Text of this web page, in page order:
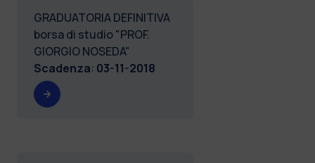
GRADUATORIA DEFINITIVA
borsa di studio "PROF.
GIORGIO NOSEDA"
Scadenza: 03-11-2018